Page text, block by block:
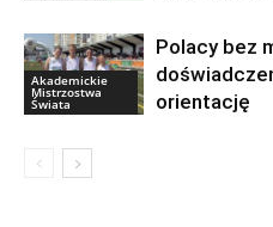
Akademickie
Mistrzostwa
Świata
Polacy bez
orientację